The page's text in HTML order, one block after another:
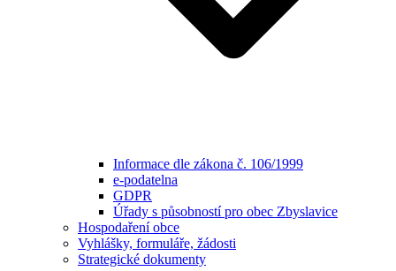
Informace dle zákona č. 106/1999
e-podatelna
GDPR
Úřady s působností pro obec Zbyslavice
Hospodaření obce
Vyhlášky, formuláře, žádosti
Strategické dokumenty